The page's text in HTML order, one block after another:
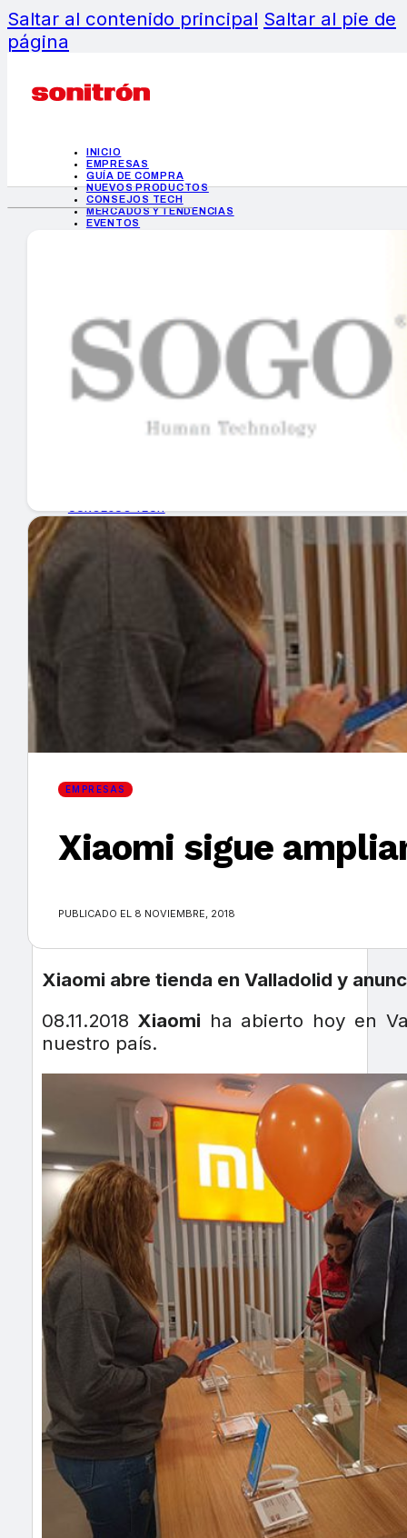
Saltar al contenido principal Saltar al pie de
página
INICIO
EMPRESAS
GUÍA DE COMPRA
NUEVOS PRODUCTOS
CONSEJOS TECH
MERCADOS Y TENDENCIAS
EVENTOS
INICIO
EMPRESAS
GUÍA DE COMPRA
MERCADOS Y TENDENCIAS
Encuentra tu noticia
EMPRESAS
Xiaomi sigue
PUBLICADO EL 8 NOVIEMBRE, 2018
Xiaomi abre tienda en Valladolid y
08.11.2018 Xiaomi ha abierto hoy en
nuestro país.